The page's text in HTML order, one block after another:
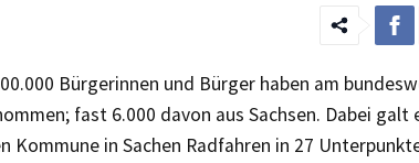
Bürgerinnen und Bürger haben am
fast 6.000 davon aus Sachsen. Dabei
Kommune in Sachen Radfahren in 27